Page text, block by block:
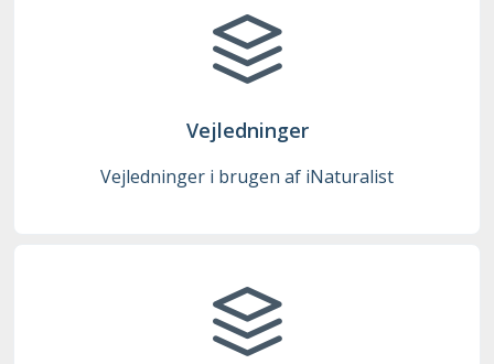
Vejledninger
Vejledninger i brugen af iNaturalist